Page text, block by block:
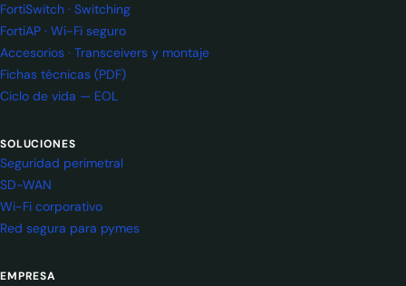
FortiSwitch · Switching
FortiAP · Wi-Fi seguro
Accesorios · Transceivers y montaje
Fichas técnicas (PDF)
Ciclo de vida — EOL
SOLUCIONES
Seguridad perimetral
SD-WAN
Wi-Fi corporativo
Red segura para pymes
EMPRESA